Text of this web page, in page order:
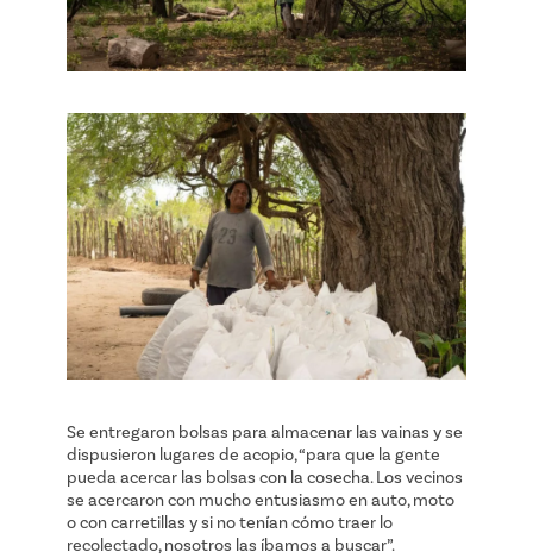
Se entregaron bolsas para almacenar las vainas y se
dispusieron lugares de acopio, “para que la gente
pueda acercar las bolsas con la cosecha. Los vecinos
se acercaron con mucho entusiasmo en auto, moto
o con carretillas y si no tenían cómo traer lo
recolectado, nosotros las íbamos a buscar”.